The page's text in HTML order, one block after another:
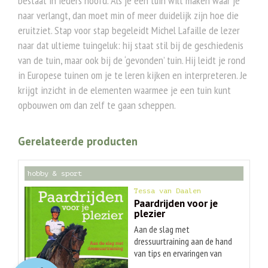
naar verlangt, dan moet min of meer duidelijk zijn hoe die
eruitziet. Stap voor stap begeleidt Michel Lafaille de lezer
naar dat ultieme tuingeluk: hij staat stil bij de geschiedenis
van de tuin, maar ook bij de ‘gevonden’ tuin. Hij leidt je rond
in Europese tuinen om je te leren kijken en interpreteren. Je
krijgt inzicht in de elementen waarmee je een tuin kunt
opbouwen om dan zelf te gaan scheppen.
Gerelateerde producten
hobby & sport
Tessa van Daalen
Paardrijden voor je
plezier
Aan de slag met
dressuurtraining aan de hand
van tips en ervaringen van